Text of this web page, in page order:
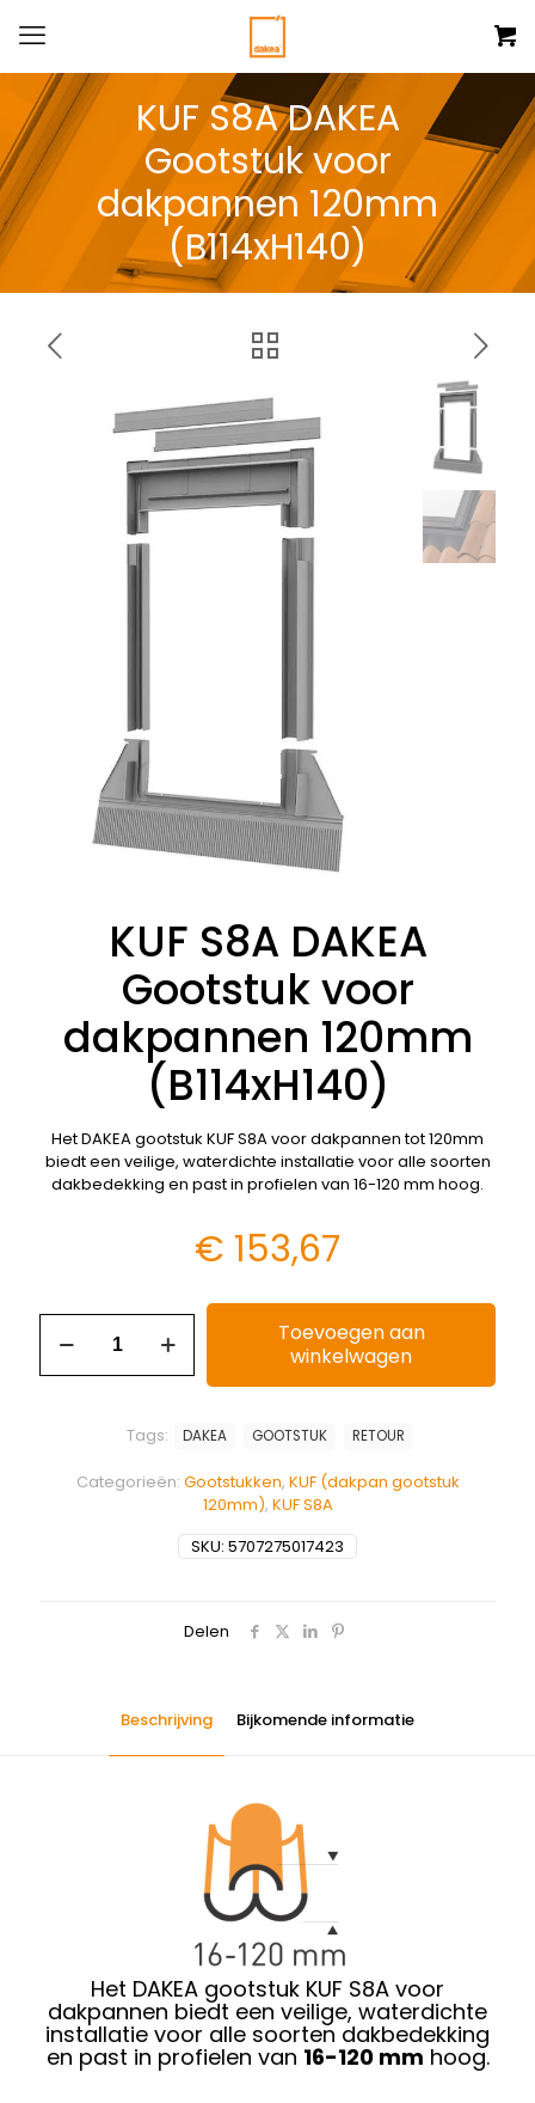
KUF S8A DAKEA
Gootstuk voor
dakpannen 120mm
(B114xH140)
KUF S8A DAKEA
Gootstuk voor
dakpannen 120mm
(B114xH140)
Het DAKEA gootstuk KUF S8A voor dakpannen tot 120mm
biedt een veilige, waterdichte installatie voor alle soorten
dakbedekking en past in profielen van 16-120 mm hoog.
€ 153,67
Toevoegen aan
winkelwagen
SKU: 5707275017423
Categorieën: Gootstukken, KUF (dakpan gootstuk
120mm), KUF S8A
Tags: DAKEA GOOTSTUK RETOUR
Delen
Beschrijving Bijkomende informatie
Het DAKEA gootstuk KUF S8A voor
dakpannen biedt een veilige, waterdichte
installatie voor alle soorten dakbedekking
en past in profielen van 16-120 mm hoog.